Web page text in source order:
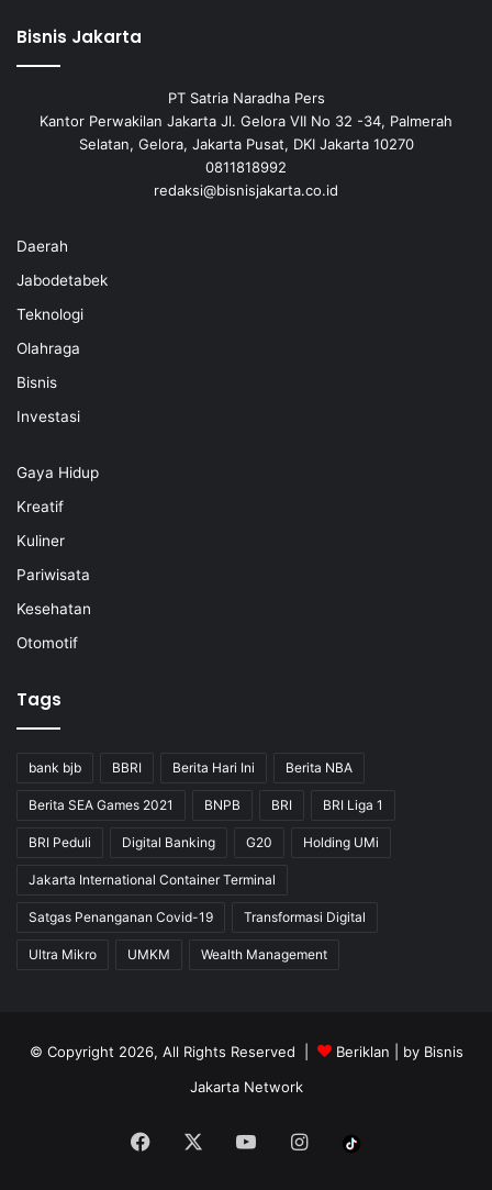
Bisnis Jakarta
PT Satria Naradha Pers
Kantor Perwakilan Jakarta Jl. Gelora VII No 32 -34, Palmerah
Selatan, Gelora, Jakarta Pusat, DKI Jakarta 10270
0811818992
redaksi@bisnisjakarta.co.id
Daerah
Jabodetabek
Teknologi
Olahraga
Bisnis
Investasi
Gaya Hidup
Kreatif
Kuliner
Pariwisata
Kesehatan
Otomotif
Tags
bank bjb BBRI Berita Hari Ini Berita NBA
Berita SEA Games 2021 BNPB BRI BRI Liga 1
BRI Peduli Digital Banking G20 Holding UMi
Jakarta International Container Terminal
Satgas Penanganan Covid-19 Transformasi Digital
Ultra Mikro UMKM Wealth Management
© Copyright 2026, All Rights Reserved | Beriklan | by Bisnis
Jakarta Network
Facebook YouTubeInstagram